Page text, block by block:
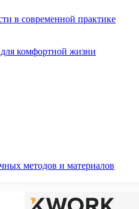
в современной практике
комфортной жизни
методов и материалов